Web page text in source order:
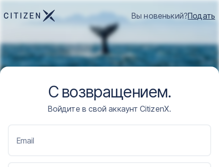
Вы новенький?Подать
С возвращением.
Войдите в свой аккаунт CitizenX.
Email